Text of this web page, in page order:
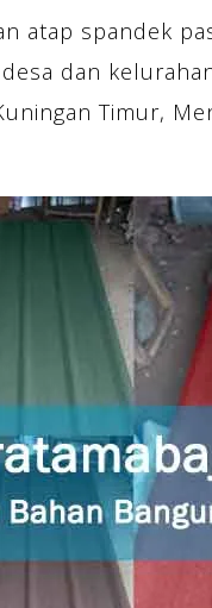
atap spandek
dan
Timur,